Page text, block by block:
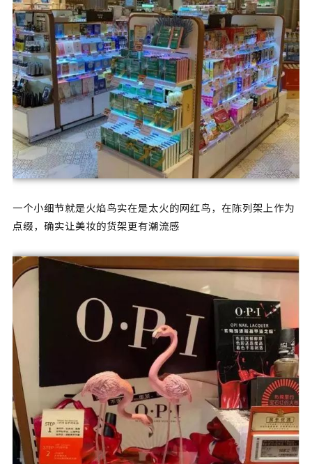
一个小细节就是火焰鸟实在是太火的网红鸟，在陈列架上作为
点缀，确实让美妆的货架更有潮流感